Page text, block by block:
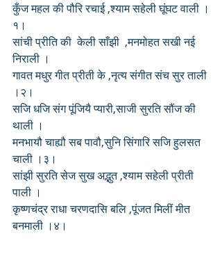
कुँज महल की पौरि रचाई ,श्याम सहेली घूंघट वाली ।
१।
सांची प्रीति की  केली साँझी  ,मनमोहत सखी नई
निराली ।
गावत मधुर गीत प्रीती के ,नृत्य संगीत संच सुर ताली
।२।
सजि धजि संग पूंजियै प्यारी,साजी सुरति सौंज की
थाली ।
मनभायौ चाह्यौ सब पावौ,सुनि सिंगारि सजि हुलसत
चाली ।३।
सांझी सुरति सेज सुख अद्भुत ,श्याम सहेली प्रीती
पाली ।
कृष्णचंद्र राधा चरणदासि बलि ,पूंजत मिलीं मीत
बनमाली ।४।